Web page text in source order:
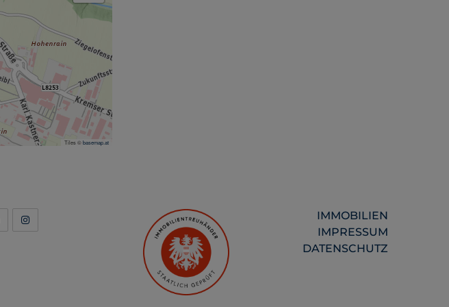
Tiles ©basemap.at
IMMOBILIEN
IMPRESSUM
DATENSCHUTZ